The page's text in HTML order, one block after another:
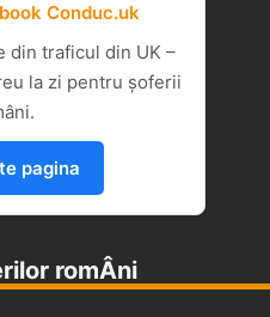
Conduc.uk
din traficul din UK –
la zi pentru șoferii
pagina
romÂni